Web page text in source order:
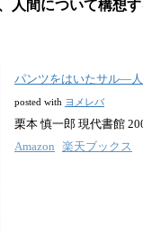
人間について構想
パンツをはいたサル―
posted with ヨメレバ
栗本 慎一郎 現代書館
Amazon 楽天ブックス